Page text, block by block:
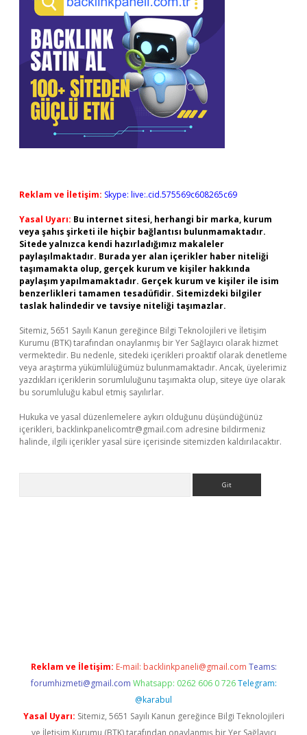
Reklam ve İletişim: Skype: live:.cid.575569c608265c69
Yasal Uyarı: Bu internet sitesi, herhangi bir marka, kurum
veya şahıs şirketi ile hiçbir bağlantısı bulunmamaktadır.
Sitede yalnızca kendi hazırladığımız makaleler
paylaşılmaktadır. Burada yer alan içerikler haber niteliği
taşımamakta olup, gerçek kurum ve kişiler hakkında
paylaşım yapılmamaktadır. Gerçek kurum ve kişiler ile isim
benzerlikleri tamamen tesadüfidir. Sitemizdeki bilgiler
taslak halindedir ve tavsiye niteliği taşımazlar.
Sitemiz, 5651 Sayılı Kanun gereğince Bilgi Teknolojileri ve İletişim
Kurumu (BTK) tarafından onaylanmış bir Yer Sağlayıcı olarak hizmet
vermektedir. Bu nedenle, sitedeki içerikleri proaktif olarak denetleme
veya araştırma yükümlülüğümüz bulunmamaktadır. Ancak, üyelerimiz
yazdıkları içeriklerin sorumluluğunu taşımakta olup, siteye üye olarak
bu sorumluluğu kabul etmiş sayılırlar.
Hukuka ve yasal düzenlemelere aykırı olduğunu düşündüğünüz
içerikleri, backlinkpanelicomtr@gmail.com adresine bildirmeniz
halinde, ilgili içerikler yasal süre içerisinde sitemizden kaldırılacaktır.
Reklam ve İletişim: E-mail: backlinkpaneli@gmail.com Teams:
forumhizmeti@gmail.com Whatsapp: 0262 606 0 726 Telegram:
@karabul
Yasal Uyarı: Sitemiz, 5651 Sayılı Kanun gereğince Bilgi Teknolojileri
ve İletişim Kurumu (BTK) tarafından onaylanmış bir Yer Sağlayıcı